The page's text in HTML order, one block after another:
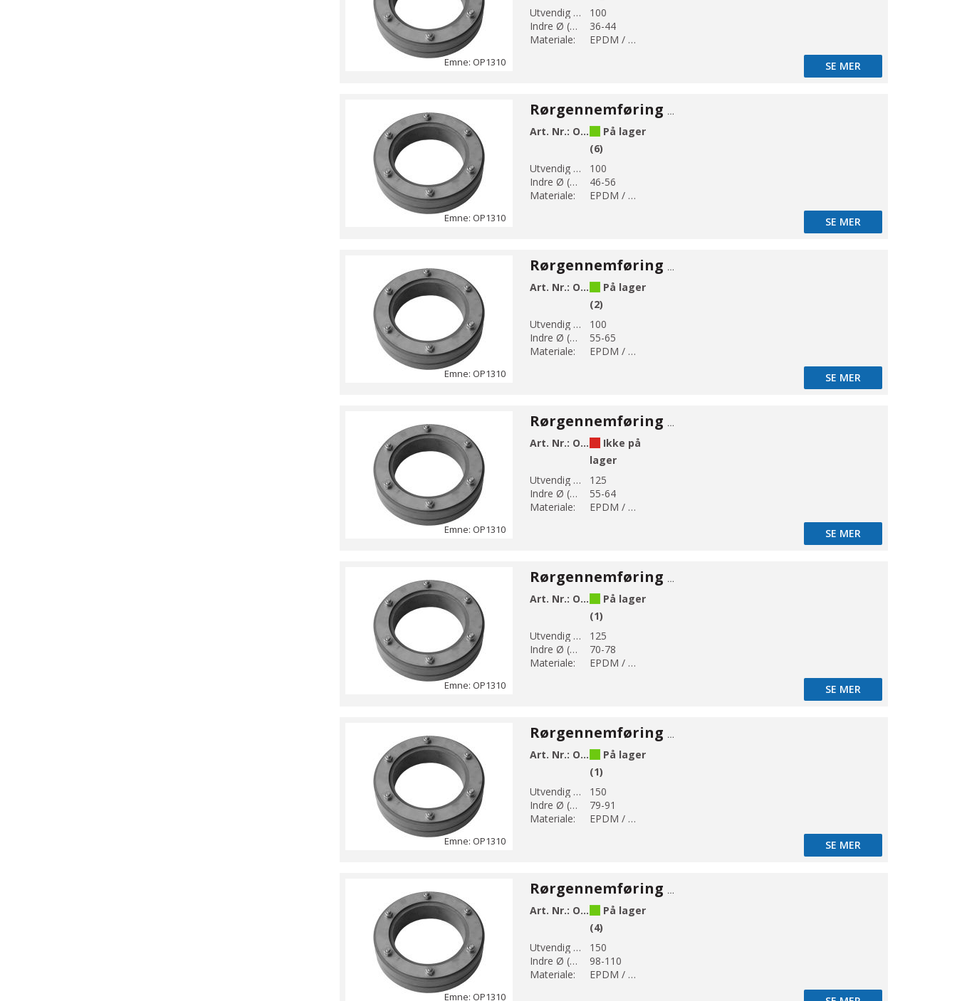
Emne: OP1310
Utvendig Ø (mm):
100
Indre Ø (mm):
36-44
Materiale:
EPDM / AISI 304
SE MER
Emne: OP1310
Rørgennemføring EPDM 100 2-delt
Art. Nr.: OP1310-100-56
På lager
(6)
Utvendig Ø (mm):
100
Indre Ø (mm):
46-56
Materiale:
EPDM / AISI 304
SE MER
Emne: OP1310
Rørgennemføring EPDM 100 2-delt
Art. Nr.: OP1310-100-65
På lager
(2)
Utvendig Ø (mm):
100
Indre Ø (mm):
55-65
Materiale:
EPDM / AISI 304
SE MER
Emne: OP1310
Rørgennemføring EPDM 125 2-delt
Art. Nr.: OP1310-125-64
Ikke på
lager
Utvendig Ø (mm):
125
Indre Ø (mm):
55-64
Materiale:
EPDM / AISI 304
SE MER
Emne: OP1310
Rørgennemføring EPDM 125 2-delt
Art. Nr.: OP1310-125-78
På lager
(1)
Utvendig Ø (mm):
125
Indre Ø (mm):
70-78
Materiale:
EPDM / AISI 304
SE MER
Emne: OP1310
Rørgennemføring EPDM 150 2-delt
Art. Nr.: OP1310-150-91
På lager
(1)
Utvendig Ø (mm):
150
Indre Ø (mm):
79-91
Materiale:
EPDM / AISI 304
SE MER
Emne: OP1310
Rørgennemføring EPDM 150 2-delt
Art. Nr.: OP1310-150-110
På lager
(4)
Utvendig Ø (mm):
150
Indre Ø (mm):
98-110
Materiale:
EPDM / AISI 304